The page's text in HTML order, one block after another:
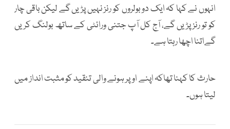
انہوں نے کہا کہ ایک دو بولروں کو رنز نہیں پڑیں گے لیکن باقی چار
کو تو رنز پڑیں گے، آج کل آپ جتنی ورائٹی کے ساتھ بولنگ کریں
گےاتنا اچھا رہتا ہے۔
حارث کا کہنا تھاکہ اپنے اوپر ہونے والی تنقید کو مثبت انداز میں
لیتا ہوں۔